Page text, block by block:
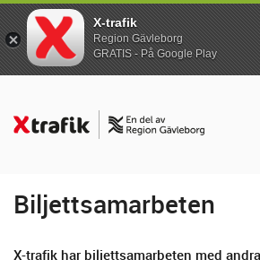
Biljettsamarbeten
X-trafik har biljettsamarbeten med
X-trafik
Region Gävleborg
GRATIS - På Google Play